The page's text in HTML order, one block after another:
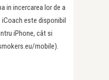
in incercarea lor de a
este disponibil
iPhone, cât si
mobile).